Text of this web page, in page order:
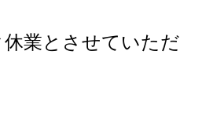
業とさせていただ